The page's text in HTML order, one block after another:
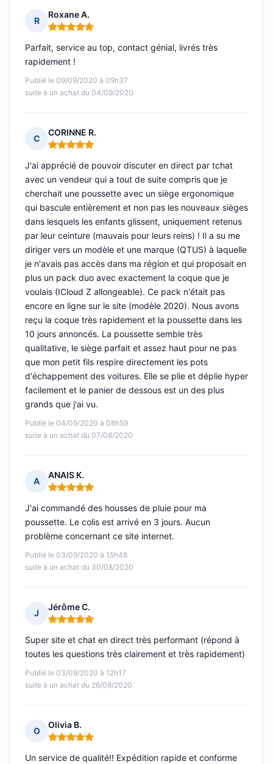
R
Roxane A.
Note : 5 sur 5
Publié le 09/09/2020 à 09h37
suite à un achat du 04/09/2020
Parfait, service au top, contact génial, livrés très
rapidement !
C
CORINNE R.
Note : 5 sur 5
Publié le 04/09/2020 à 08h59
suite à un achat du 07/08/2020
J'ai apprécié de pouvoir discuter en direct par tchat
avec un vendeur qui a tout de suite compris que je
cherchait une poussette avec un siège ergonomique
qui bascule entièrement et non pas les nouveaux sièges
dans lesquels les enfants glissent, uniquement retenus
par leur ceinture (mauvais pour leurs reins) ! Il a su me
diriger vers un modèle et une marque (QTUS) à laquelle
je n'avais pas accès dans ma région et qui proposait en
plus un pack duo avec exactement la coque que je
voulais (ICloud Z allongeable). Ce pack n'était pas
encore en ligne sur le site (modèle 2020). Nous avons
reçu la coque très rapidement et la poussette dans les
10 jours annoncés. La poussette semble très
qualitative, le siège parfait et assez haut pour ne pas
que mon petit fils respire directement les pots
d'échappement des voitures. Elle se plie et déplie hyper
facilement et le panier de dessous est un des plus
grands que j'ai vu.
A
ANAIS K.
Note : 5 sur 5
Publié le 03/09/2020 à 15h48
suite à un achat du 30/08/2020
J'ai commandé des housses de pluie pour ma
poussette. Le colis est arrivé en 3 jours. Aucun
problème concernant ce site internet.
J
Jérôme C.
Note : 5 sur 5
Publié le 03/09/2020 à 12h17
suite à un achat du 26/08/2020
Super site et chat en direct très performant (répond à
toutes les questions très clairement et très rapidement)
O
Olivia B.
Note : 5 sur 5
Un service de qualité!! Expédition rapide et conforme